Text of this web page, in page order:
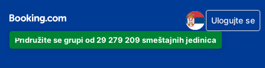
Pridružite se grupi od 29 279 209 smeštajnih jedinica
Ulogujte se
apartman